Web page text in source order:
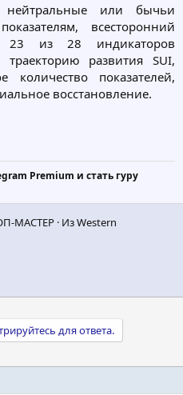
или бычьи
всесторонний
23 из 28 индикаторов
развития SUI,
показателей,
восстановление.
Premium и стать гуру
МАСТЕР · ИзWestern
для ответа.